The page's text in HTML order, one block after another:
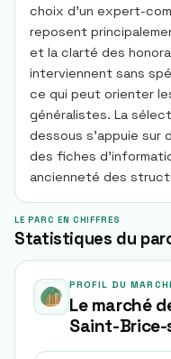
choix d’un expert-
reposent
et la clarté des
interviennent sans
ce qui peut orienter
généralistes. La
dessous s’appuie
des fiches
ancienneté des
LE PARC EN CHIFFRES
Statistiques du
PROFIL DU
Le marché
Saint-